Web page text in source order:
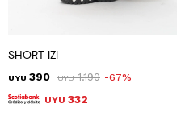
SHORT IZI
UYU 390 UYU 1.190 67
UYU 332